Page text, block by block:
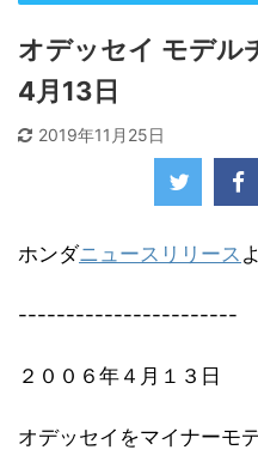
オデッセイ モデ
4月13日
2019年11月25日
ホンダニュースリリース
-----------------------
２００６年４月１３日
オデッセイをマイナーモ